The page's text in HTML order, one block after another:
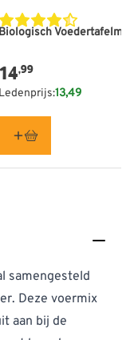
Biologisch Voedertafelmix
14,99
Ledenprijs:13,49
samengesteld
Deze voermix
aan bij de